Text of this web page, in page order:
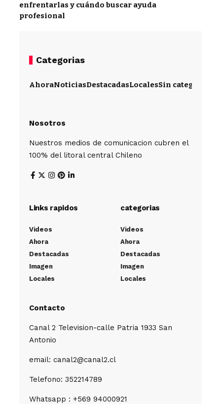
enfrentarlas y cuándo buscar ayuda
profesional
Categorias
AhoraNoticiasDestacadasLocalesSin categoría
Nosotros
Nuestros medios de comunicacion cubren el
100% del litoral central Chileno
Links rapidos
Videos
Ahora
Destacadas
Imagen
Locales
categorias
Videos
Ahora
Destacadas
Imagen
Locales
Contacto
Canal 2 Television-calle Patria 1933 San
Antonio
email: canal2@canal2.cl
Telefono: 352214789
Whatsapp : +569 94000921